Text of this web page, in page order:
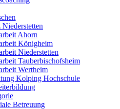
Ahorn
Königheim
Niederstetten
Tauberbischofsheim
Wertheim
Kolping Hochschule
Betreuung